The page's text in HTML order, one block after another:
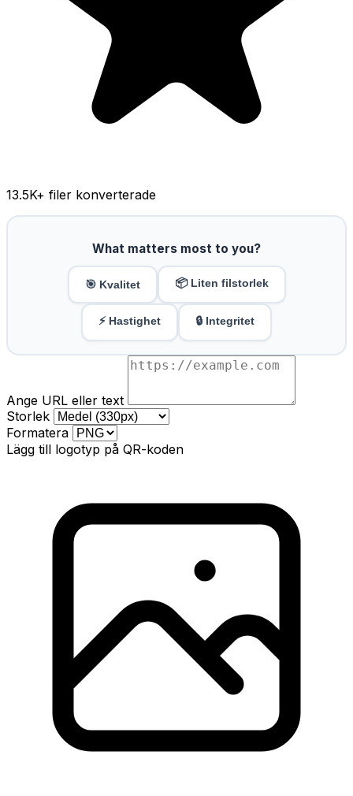
13.5K+ filer konverterade
What matters most to you?
🎯 Kvalitet 📦 Liten filstorlek
⚡ Hastighet 🔒 Integritet
Ange URL eller text
Storlek
Formatera
Lägg till logotyp på QR-koden